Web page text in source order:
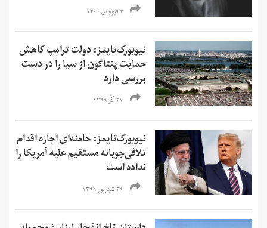
۴ فروردین ۱۴۰۰
نیویورک‌تایمز: دولت ترامپ کاهش
حمایت پنتاگون از سیا را در دست
بررسی دارد
۲۱ آذر ۱۳۹۹
نیویورک‌تایمز: خامنه‌ای اجازه اقدام
تلافی‌جویانه مستقیم علیه آمریکا را
نداده است
۲۹ شهریور ۱۳۹۹